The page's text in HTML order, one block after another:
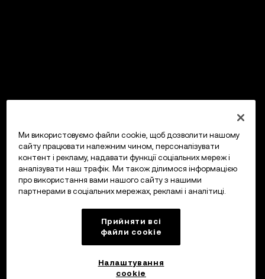
Ми використовуємо файли cookie, щоб дозволити нашому
сайту працювати належним чином, персоналізувати
контент і рекламу, надавати функції соціальних мереж і
аналізувати наш трафік. Ми також ділимося інформацією
про використання вами нашого сайту з нашими
партнерами в соціальних мережах, рекламі і аналітиці.
Прийняти всі
файли сookie
Налаштування
cookie